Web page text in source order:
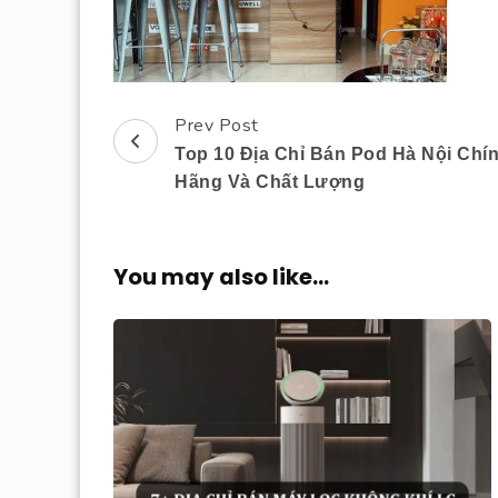
Post
Navigation
Prev Post
Top 10 Địa Chỉ Bán Pod Hà Nội
Hãng Và Chất Lượng
You may also like...